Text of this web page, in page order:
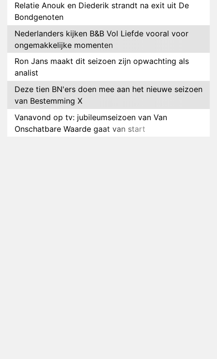
Relatie Anouk en Diederik strandt na exit uit De
Bondgenoten
Nederlanders kijken B&B Vol Liefde vooral voor
ongemakkelijke momenten
Ron Jans maakt dit seizoen zijn opwachting als
analist
Deze tien BN'ers doen mee aan het nieuwe seizoen
van Bestemming X
Vanavond op tv: jubileumseizoen van Van
Onschatbare Waarde gaat van start